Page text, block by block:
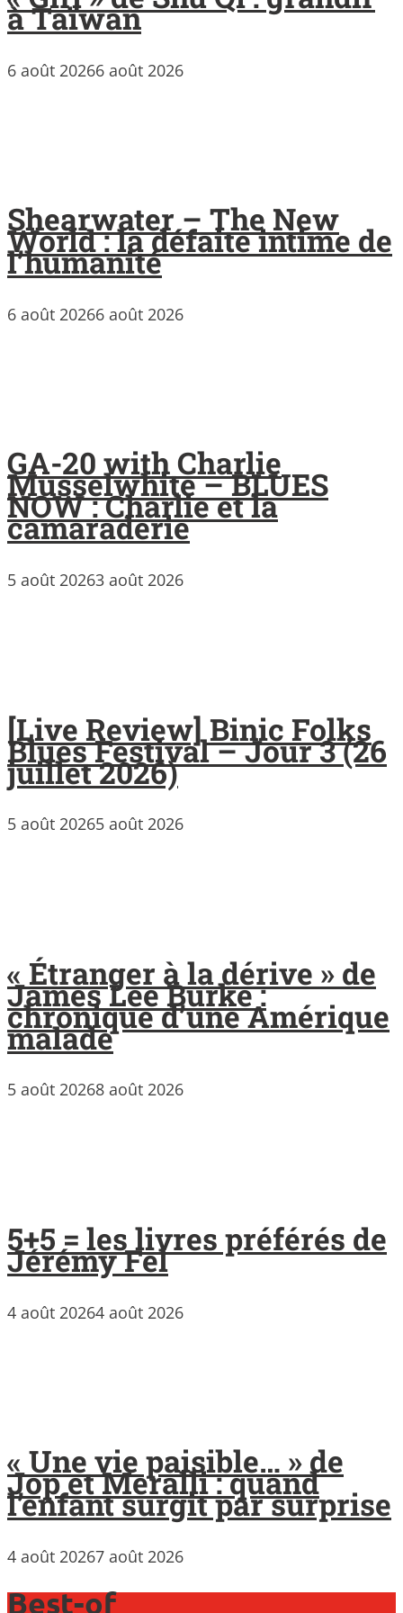
à Taïwan
6 août 20266 août 2026
Shearwater – The New
World : la défaite intime de
l’humanité
6 août 20266 août 2026
GA-20 with Charlie
Musselwhite – BLUES
NOW : Charlie et la
camaraderie
5 août 20263 août 2026
[Live Review] Binic Folks
Blues Festival – Jour 3 (26
juillet 2026)
5 août 20265 août 2026
« Étranger à la dérive » de
James Lee Burke :
chronique d’une Amérique
malade
5 août 20268 août 2026
5+5 = les livres préférés de
Jérémy Fel
4 août 20264 août 2026
« Une vie paisible… » de
Jop et Meralli : quand
l’enfant surgit par surprise
4 août 20267 août 2026
Best-of